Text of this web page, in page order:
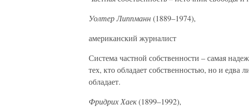
Уолтер Липпманн(1889–1974),
американский журналист
Система частной собственности – самая
тех, кто обладает собственностью, но и едва
обладает.
Фридрих Хаек(1899–1992),